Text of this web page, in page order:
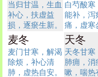
当归甘温，生血
补心，扶虚益
损，逐瘀生新。
白芍酸寒
能补，泻
痛，虚寒
麦冬
麦门甘寒，解渴
除烦，补心清
肺，虚热自安。
天冬
天冬甘寒
肺痈，消
嗽，喘热